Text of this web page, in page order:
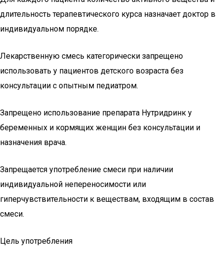
длительность терапевтического курса назначает доктор в
индивидуальном порядке.
Лекарственную смесь категорически запрещено
использовать у пациентов детского возраста без
консультации с опытным педиатром.
Запрещено использование препарата Нутридринк у
беременных и кормящих женщин без консультации и
назначения врача.
Запрещается употребление смеси при наличии
индивидуальной непереносимости или
гиперчувствительности к веществам, входящим в состав
смеси.
Цель употребления